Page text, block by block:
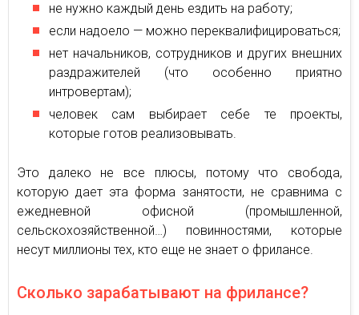
не нужно каждый день ездить на работу;
если надоело — можно переквалифицироваться;
нет начальников, сотрудников и других внешних
раздражителей (что особенно приятно
интровертам);
человек сам выбирает себе те проекты,
которые готов реализовывать.
Это далеко не все плюсы, потому что свобода,
которую дает эта форма занятости, не сравнима с
ежедневной офисной (промышленной,
сельскохозяйственной…) повинностями, которые
несут миллионы тех, кто еще не знает о фрилансе.
Сколько зарабатывают на фрилансе?